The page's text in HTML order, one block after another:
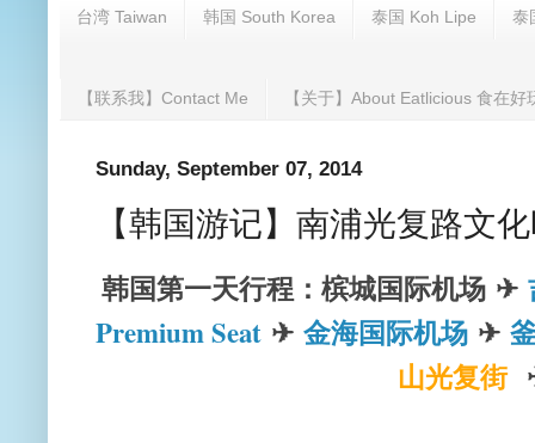
台湾 Taiwan 韩国 South Korea 泰国 Koh Lipe 泰
【联系我】Contact Me 【关于】About Eatlicious 食在好
Sunday, September 07, 2014
【韩国游记】南浦光复路文
韩国第一天行程：槟城国际机场 ✈
Premium Seat ✈ 金海国际机场 ✈
山光复街